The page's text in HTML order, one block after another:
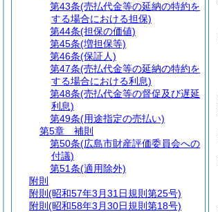
第43条(売払代金等の延納の特約を
する場合における担保)
第44条(担保の価値)
第45条(増担保等)
第46条(保証人)
第47条(売払代金等の延納の特約を
する場合における利息)
第48条(売払代金等の督促及び遅延
利息)
第49条(用途指定の売払い)
第5章
補則
第50条(広島市財産評価委員会への
付議)
第51条(適用除外)
附則
附則 (昭和57年3月31日規則第25号)
附則 (昭和58年3月30日規則第18号)